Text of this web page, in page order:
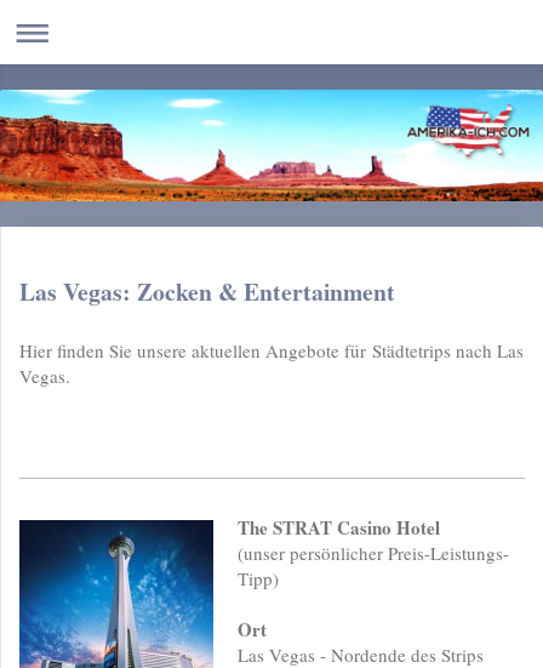
Las Vegas: Zocken & Entertainment
Hier finden Sie unsere aktuellen Angebote für Städtetrips nach Las
Vegas.
The STRAT Casino Hotel
(unser persönlicher Preis-Leistungs-
Tipp)
Ort
Las Vegas - Nordende des Strips